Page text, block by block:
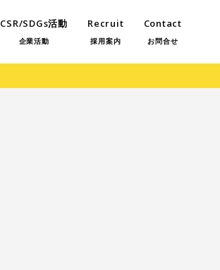
CSR/SDGs活動
企業活動
Recruit
採用案内
Contact
お問合せ